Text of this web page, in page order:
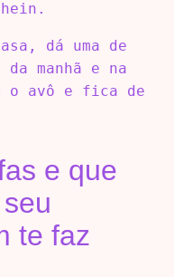
dá uma de
manhã e na
o avô e fica de
e que
te faz